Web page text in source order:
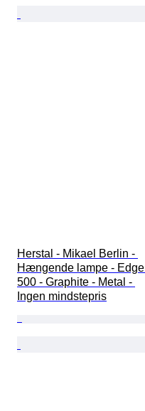
Herstal - Mikael Berlin -
Hængende lampe - Edge
500 - Graphite - Metal -
Ingen mindstepris